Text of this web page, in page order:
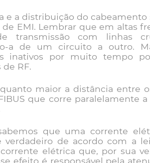
e a distribuição do
de EMI. Lembrar que em altas
transmissão com linhas
a de um circuito a outro.
inativos por muito tempo
RF.
maior a distância entre
que corre paralelamente
que uma corrente
verdadeiro de acordo com a
elétrica que, por sua
efeito é responsável pela